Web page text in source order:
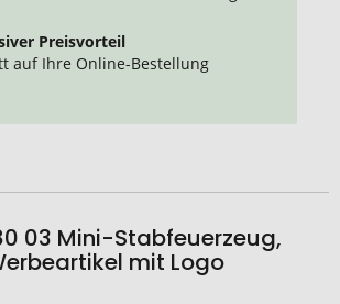
Preisvorteil
auf Ihre Online-Bestellung
03 Mini-Stabfeuerzeug,
mit Logo